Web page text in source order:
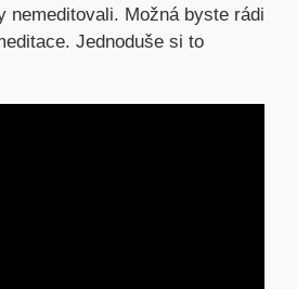
nemeditovali. Možná byste rádi
Jednoduše si to